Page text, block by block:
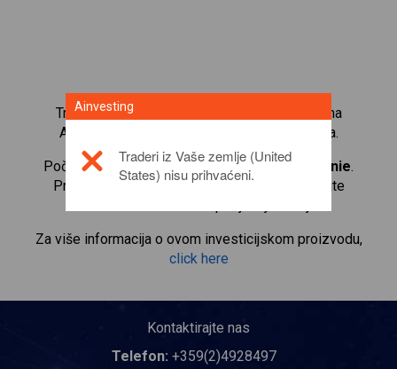
Trgujte s više od 1000 međunarodnih udjela na
Ainvesting platformi za trgovanje CFD-ovima.
Počnite trgovati CFD-ovima naLowes Companie.
Primajte kotacije u stvarnom vremenu i primajte
Za više informacija o ovom investicijskom proizvodu,
click here
Kontaktirajte nas
Telefon: +359(2)4928497
Ainvesting
Traderi iz Vaše zemlje (United
States) nisu prihvaćeni.